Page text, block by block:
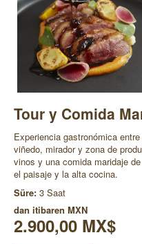
Tour y Comida
Experiencia gastronómica
viñedo, mirador y zona de
vinos y una comida maridaje
el paisaje y la alta cocina.
Süre: 3 Saat
dan itibaren MXN
2.900,00 MX$